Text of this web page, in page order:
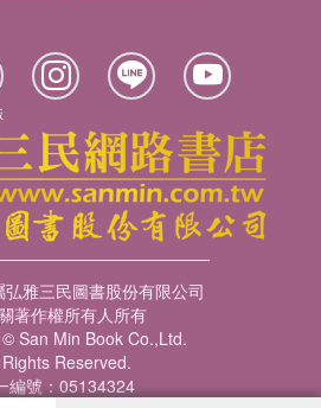
雅三民圖書股份有限公司
著作權所有人所有
San Min Book Co.,Ltd.
Reserved.
編號：05134324